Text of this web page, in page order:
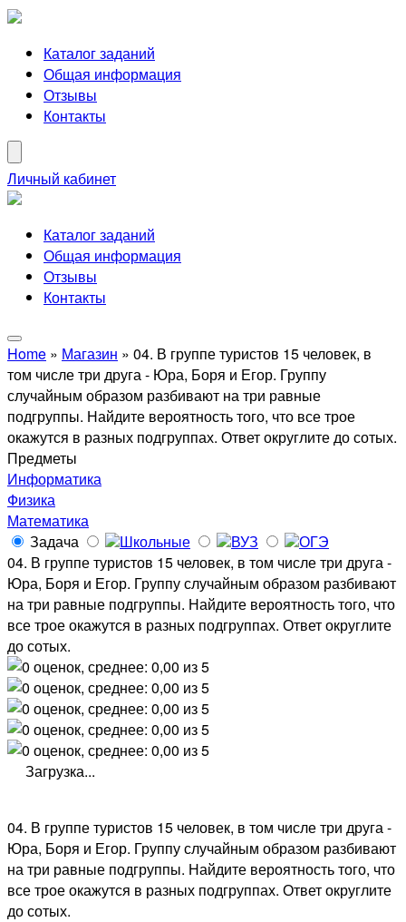
Каталог заданий
Общая информация
Отзывы
Контакты
Личный кабинет
Каталог заданий
Общая информация
Отзывы
Контакты
Home » Магазин » 04. В группе туристов 15 человек, в
том числе три друга - Юра, Боря и Егор. Группу
случайным образом разбивают на три равные
подгруппы. Найдите вероятность того, что все трое
окажутся в разных подгруппах. Ответ округлите до сотых.
Предметы
Информатика
Физика
Математика
Задача
Школьные ВУЗ
ОГЭ
04. В группе туристов 15 человек, в том числе три друга -
Юра, Боря и Егор. Группу случайным образом разбивают
на три равные подгруппы. Найдите вероятность того, что
все трое окажутся в разных подгруппах. Ответ округлите
до сотых.
Загрузка...
04. В группе туристов 15 человек, в том числе три друга -
Юра, Боря и Егор. Группу случайным образом разбивают
на три равные подгруппы. Найдите вероятность того, что
все трое окажутся в разных подгруппах. Ответ округлите
до сотых.